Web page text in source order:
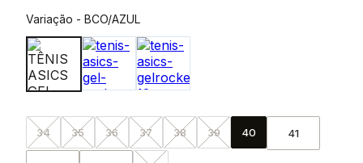
Variação - BCO/AZUL
34 35 36 37 38 39 40 41